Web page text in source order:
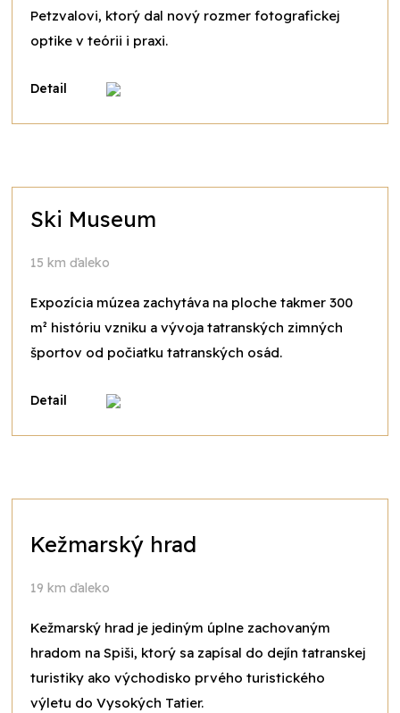
Petzvalovi, ktorý dal nový rozmer fotografickej
optike v teórii i praxi.
Detail
Ski Museum
15 km ďaleko
Expozícia múzea zachytáva na ploche takmer 300
m² históriu vzniku a vývoja tatranských zimných
športov od počiatku tatranských osád.
Detail
Kežmarský hrad
19 km ďaleko
Kežmarský hrad je jediným úplne zachovaným
hradom na Spiši, ktorý sa zapísal do dejín tatranskej
turistiky ako východisko prvého turistického
výletu do Vysokých Tatier.